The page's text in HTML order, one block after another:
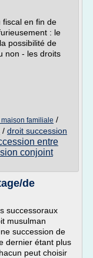
fiscal en fin de
: le
possibilité de
non - les droits
familiale /
/ droit succession
entre
conjoint
de
successoraux
musulman
succession de
dernier étant plus
peut choisir